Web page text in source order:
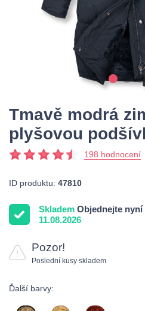
Tmavě modrá
plyšovou
198 hodnocení
ID produktu: 47810
Skladem Objednejte
11.08.2026
Pozor!
Poslední kusy skladem
Ďalší barvy: